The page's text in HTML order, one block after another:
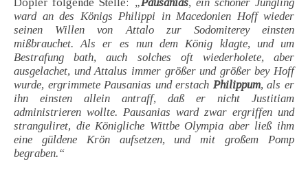
Döpler folgende Stelle: „Pausanias, ein schöner Jüngling
ward an des Königs Philippi in Macedonien Hoff wieder
seinen Willen von Attalo zur Sodomiterey einsten
mißbrauchet. Als er es nun dem König klagte, und um
Bestrafung bath, auch solches oft wiederholete, aber
ausgelachet, und Attalus immer größer und größer bey Hoff
wurde, ergrimmete Pausanias und erstach Philippum, als er
ihn einsten allein antraff, daß er nicht Justitiam
administrieren wollte. Pausanias ward zwar ergriffen und
stranguliret, die Königliche Wittbe Olympia aber ließ ihm
eine güldene Krön aufsetzen, und mit großem Pomp
begraben.“